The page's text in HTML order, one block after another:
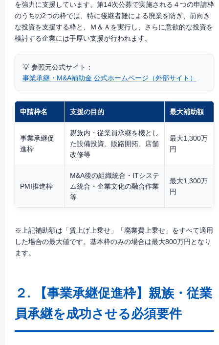
を強力に支援しています。第14次公募で実施される４つの申請枠
のうちの2つの枠では、特に後継者難による廃業を防ぎ、前向き
な投資を支援する枠と、Ｍ＆Ａを実行し、さらに意欲的な投資を
検討する企業には手厚い支援が行われます。
💡 参照元公式サイト：
事業承継・M&A補助金 公式ホームページ（外部サイト）
申請枠名 支援の目的 最大補助額
事業承継促
進枠
親族内・従業員承継を機とし
た設備投資、販路開拓、店舗
改修等
最大1,300万
円
PMI推進枠
M&A後の組織統合・ITシステ
ム統合・企業文化の融合作業
等
最大1,300万
円
※上記補助額は「賃上げ上乗せ」「廃業費上乗せ」をすべて適用
した場合の最大値です。基本枠のみの場合は最大800万円となり
ます。
２. 【事業承継促進枠】親族・従業
員承継を成功させる必須要件